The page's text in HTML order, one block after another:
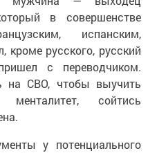
в совершенстве
испанским,
кроме русского, русский
с переводчиком.
на СВО, чтобы выучить
сойтись
у потенциального